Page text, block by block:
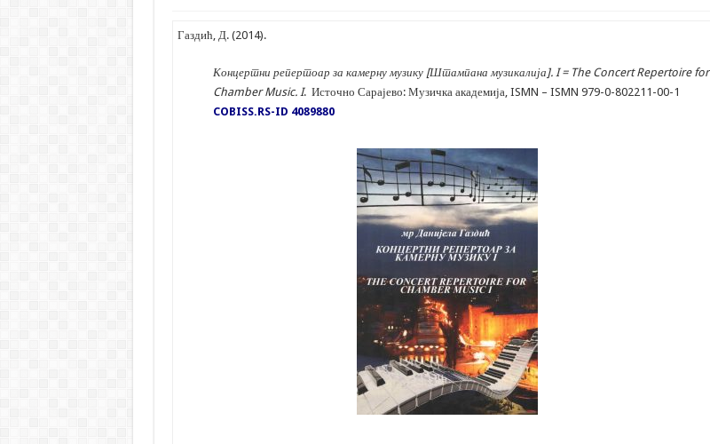
Газдић, Д. (2014).
Концертни репертоар за камерну музику [Штампана музикалија]. I = The Concert Repertoire for
Chamber Music. I. Источно Сарајево: Музичка академија, ISMN – ISMN 979-0-802211-00-1
COBISS.RS-ID 4089880